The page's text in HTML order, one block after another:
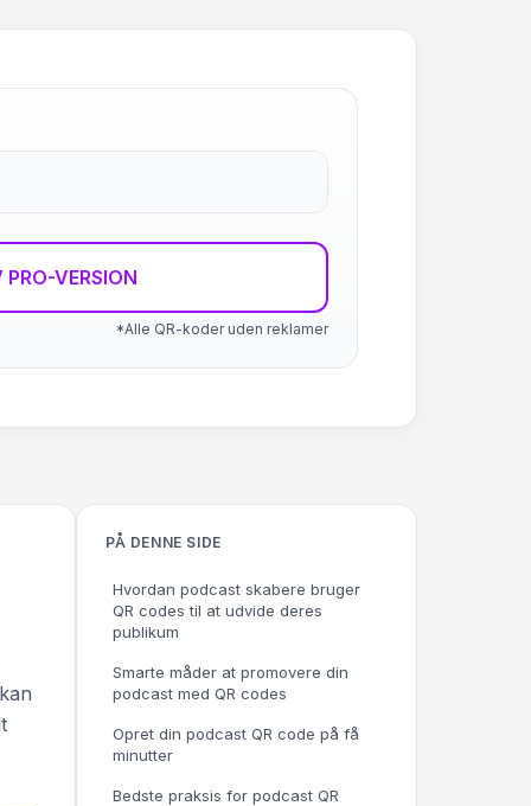
PRO-VERSION
*Alle QR-koder uden reklamer
PÅ DENNE SIDE
Hvordan podcast skabere bruger
QR codes til at udvide deres
publikum
Smarte måder at promovere din
podcast med QR codes
Opret din podcast QR code på få
minutter
Bedste praksis for podcast QR